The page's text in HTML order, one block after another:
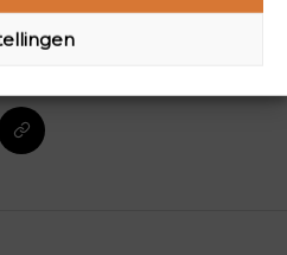
geldig van 24 maart